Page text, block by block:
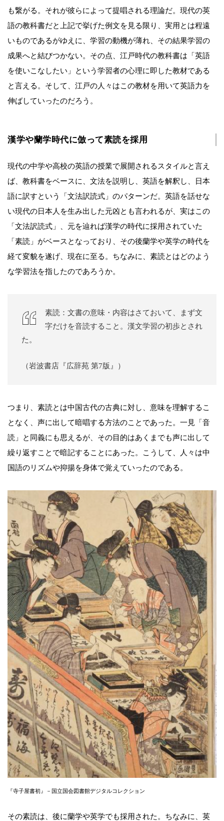
も繋がる。それが彼らによって提唱される理論だ。現代の英
語の教科書だと上記で挙げた例文を見る限り、実用とは程遠
いものであるがゆえに、学習の動機が薄れ、その結果学習の
成果へと結びつかない。その点、江戸時代の教科書は「英語
を使いこなしたい」という学習者の心理に即した教材である
と言える。そして、江戸の人々はこの教材を用いて英語力を
伸ばしていったのだろう。
漢学や蘭学時代に倣って素読を採用
現代の中学や高校の英語の授業で展開されるスタイルと言え
ば、教科書をベースに、文法を説明し、英語を解釈し、日本
語に訳すという「文法訳読式」のパターンだ。英語を話せな
い現代の日本人を生み出した元凶とも言われるが、実はこの
「文法訳読式」、元を辿れば漢学の時代に採用されていた
「素読」がベースとなっており、その後蘭学や英学の時代を
経て変貌を遂げ、現在に至る。ちなみに、素読とはどのよう
な学習法を指したのであろうか。
素読：文書の意味・内容はさておいて、まず文
字だけを音読すること。漢文学習の初歩とされ
た。
（岩波書店『広辞苑 第7版』）
つまり、素読とは中国古代の古典に対し、意味を理解するこ
となく、声に出して暗唱する方法のことであった。一見「音
読」と同義にも思えるが、その目的はあくまでも声に出して
繰り返すことで暗記することにあった。こうして、人々は中
国語のリズムや抑揚を身体で覚えていったのである。
『寺子屋書初』－国立国会図書館デジタルコレクション
その素読は、後に蘭学や英学でも採用された。ちなみに、英